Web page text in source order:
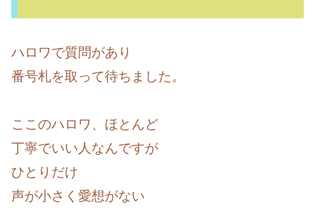
ハロワで質問があり
番号札を取って待ちました。
ここのハロワ、ほとんど
丁寧でいい人なんですが
ひとりだけ
声が小さく愛想がない